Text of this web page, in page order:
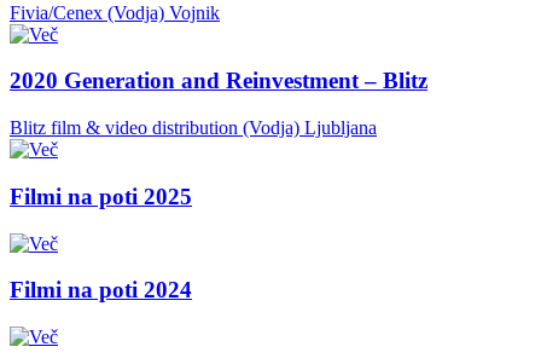
Fivia/Cenex (Vodja) Vojnik
2020 Generation and Reinvestment – Blitz
Blitz film & video distribution (Vodja) Ljubljana
Filmi na poti 2025
Filmi na poti 2024